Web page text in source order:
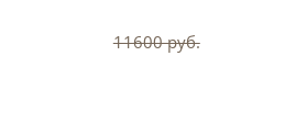
11600 руб.